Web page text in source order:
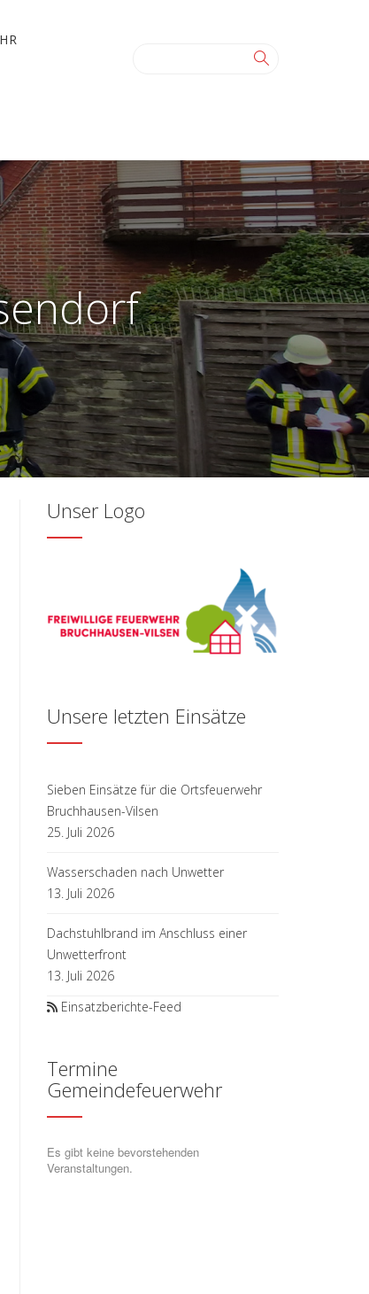
Unser Logo
Unsere letzten Einsätze
Sieben Einsätze für die Ortsfeuerwehr
Bruchhausen-Vilsen
25. Juli 2026
Wasserschaden nach Unwetter
13. Juli 2026
Dachstuhlbrand im Anschluss einer
Unwetterfront
13. Juli 2026
Einsatzberichte-Feed
Termine
Gemeindefeuerwehr
Es gibt keine bevorstehenden
Veranstaltungen.